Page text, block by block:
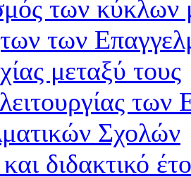
των κύκλων
των
μεταξύ τους
Σχολών
διδακτικό